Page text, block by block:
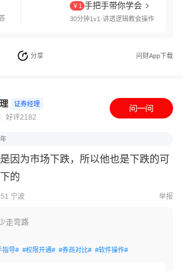
￥1 手把手带你学会
30分钟1v1·讲透逻辑教会操作
分享 问财App下载
证券经理
好评2182
因为市场下跌，所以他也是下跌的可
的
宁波 举报
走弯路
指导# #权限开通# #券商对比# #软件操作#